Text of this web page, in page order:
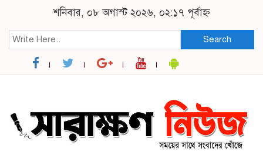
শনিবার, ০৮ অগাস্ট ২০২৬, ০২:১৭ পূর্বাহ্ন
Search